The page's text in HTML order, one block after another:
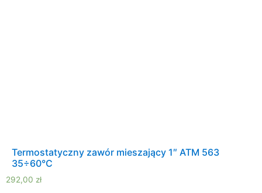
Termostatyczny zawór mieszający 1″ ATM 563
35÷60°C
292,00 zł